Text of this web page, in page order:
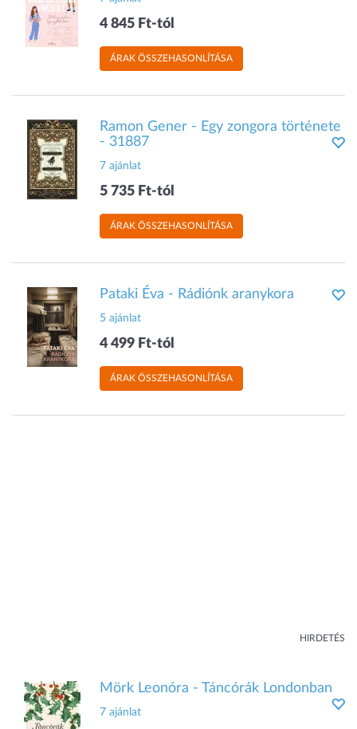
4 845 Ft-tól
ÁRAK ÖSSZEHASONLÍTÁSA
Ramon Gener - Egy zongora története
- 31887
7 ajánlat
5 735 Ft-tól
ÁRAK ÖSSZEHASONLÍTÁSA
Pataki Éva - Rádiónk aranykora
5 ajánlat
4 499 Ft-tól
ÁRAK ÖSSZEHASONLÍTÁSA
HIRDETÉS
Mörk Leonóra - Táncórák Londonban
7 ajánlat